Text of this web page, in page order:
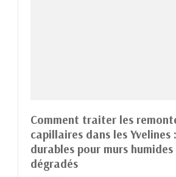
Comment traiter les
capillaires dans les Yvelines
durables pour murs
dégradés